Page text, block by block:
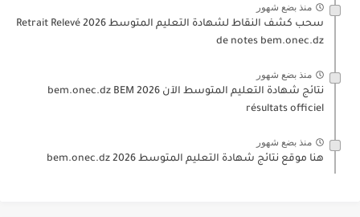
منذ بضع شهور
سحب كشف النقاط لشهادة التعليم المتوسط 2026 Retrait Relevé
de notes bem.onec.dz
منذ بضع شهور
نتائج شهادة التعليم المتوسط الآن 2026 bem.onec.dz BEM
résultats officiel
منذ بضع شهور
هنا موقع نتائج شهادة التعليم المتوسط 2026 bem.onec.dz